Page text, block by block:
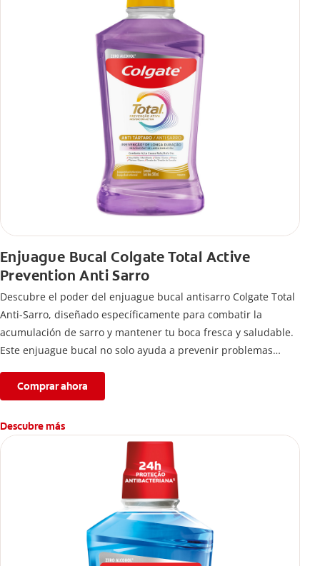
Enjuague Bucal Colgate Total Active
Prevention Anti Sarro
Descubre el poder del enjuague bucal antisarro Colgate Total
Anti-Sarro, diseñado específicamente para combatir la
acumulación de sarro y mantener tu boca fresca y saludable.
Este enjuague bucal no solo ayuda a prevenir problemas
Comprar ahora
Descubre más